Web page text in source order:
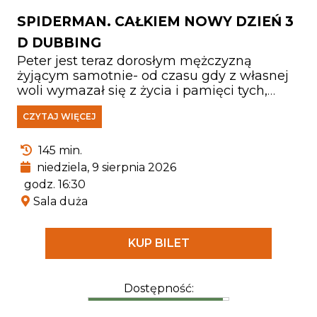
SPIDERMAN. CAŁKIEM NOWY DZIEŃ 3
D DUBBING
Peter jest teraz dorosłym mężczyzną
żyjącym samotnie- od czasu gdy z własnej
woli wymazał się z życia i pamięci tych,
których kochał. Walcząc z przestępczością
w Nowym Jorku, który nie zna już jego
miasta. Gdy rosnące wymagania zaczynają
go przytłaczać, presja wywołuje
zaskakującą fizyczną przemianę, która
zagraża jego istnieniu, podczas gdy nowy,
niepokojący schemat zbrodni prowadzi do
pojawienia się jednego z najpotężniejszych
przeciwników, z jakimi kiedykolwiek się
CZYTAJ WIĘCEJ
145 min.
niedziela, 9 sierpnia 2026
godz. 16:30
Sala duża
KUP BILET
Dostępność: